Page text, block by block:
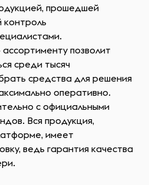
прошедшей
контроль
позволит
среди тысяч
средства для решения
оперативно.
с официальными
Вся продукция,
имеет
ведь гарантия качества